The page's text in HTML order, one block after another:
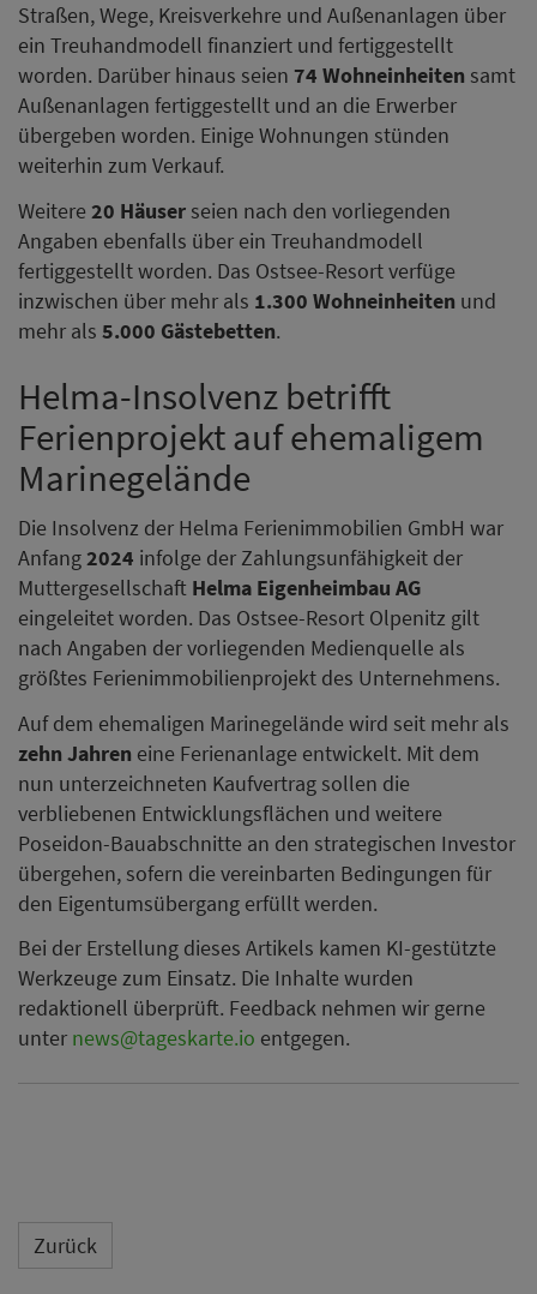
Straßen, Wege, Kreisverkehre und Außenanlagen über
ein Treuhandmodell finanziert und fertiggestellt
worden. Darüber hinaus seien 74 Wohneinheiten samt
Außenanlagen fertiggestellt und an die Erwerber
übergeben worden. Einige Wohnungen stünden
weiterhin zum Verkauf.
Weitere 20 Häuser seien nach den vorliegenden
Angaben ebenfalls über ein Treuhandmodell
fertiggestellt worden. Das Ostsee-Resort verfüge
inzwischen über mehr als 1.300 Wohneinheiten und
mehr als 5.000 Gästebetten.
Helma-Insolvenz betrifft
Ferienprojekt auf ehemaligem
Marinegelände
Die Insolvenz der Helma Ferienimmobilien GmbH war
Anfang2024 infolge der Zahlungsunfähigkeit der
Muttergesellschaft Helma Eigenheimbau AG
eingeleitet worden. Das Ostsee-Resort Olpenitz gilt
nach Angaben der vorliegenden Medienquelle als
größtes Ferienimmobilienprojekt des Unternehmens.
Auf dem ehemaligen Marinegelände wird seit mehr als
zehn Jahren eine Ferienanlage entwickelt. Mit dem
nun unterzeichneten Kaufvertrag sollen die
verbliebenen Entwicklungsflächen und weitere
Poseidon-Bauabschnitte an den strategischen Investor
übergehen, sofern die vereinbarten Bedingungen für
den Eigentumsübergang erfüllt werden.
Bei der Erstellung dieses Artikels kamen KI-gestützte
Werkzeuge zum Einsatz. Die Inhalte wurden
redaktionell überprüft. Feedback nehmen wir gerne
unter news@tageskarte.io entgegen.
Zurück